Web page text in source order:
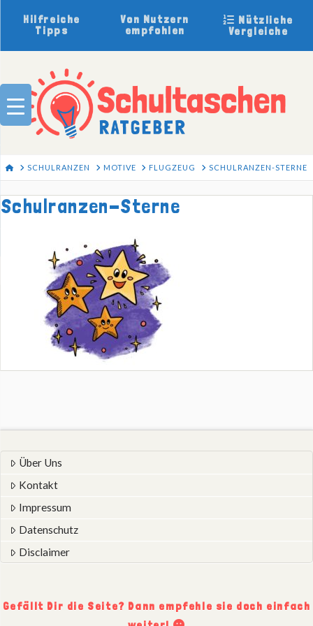
Hilfreiche
Tipps
Von Nutzern
empfohlen
Nützliche
Vergleiche
HOMESCHULRANZEN MOTIVE FLUGZEUG SCHULRANZEN-STERNE
Schulranzen-Sterne
Über Uns
Kontakt
Impressum
Datenschutz
Disclaimer
Gefällt Dir die Seite? Dann empfehle sie doch einfach